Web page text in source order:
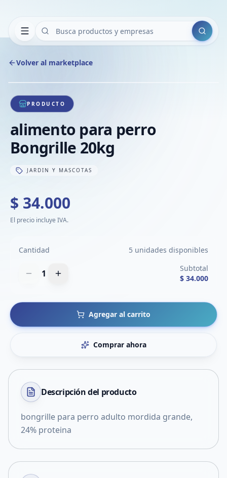
Buscar
Volver al marketplace
1/1
PRODUCTO
alimento para perro
Bongrille 20kg
JARDIN Y MASCOTAS
$ 34.000
El precio incluye IVA.
Cantidad 5 unidades disponibles
1
Subtotal
$ 34.000
Agregar al carrito
Comprar ahora
Descripción del producto
bongrille para perro adulto mordida grande,
24% proteina